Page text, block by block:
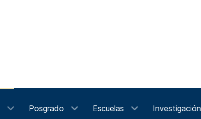
Posgrado Escuelas Investigación